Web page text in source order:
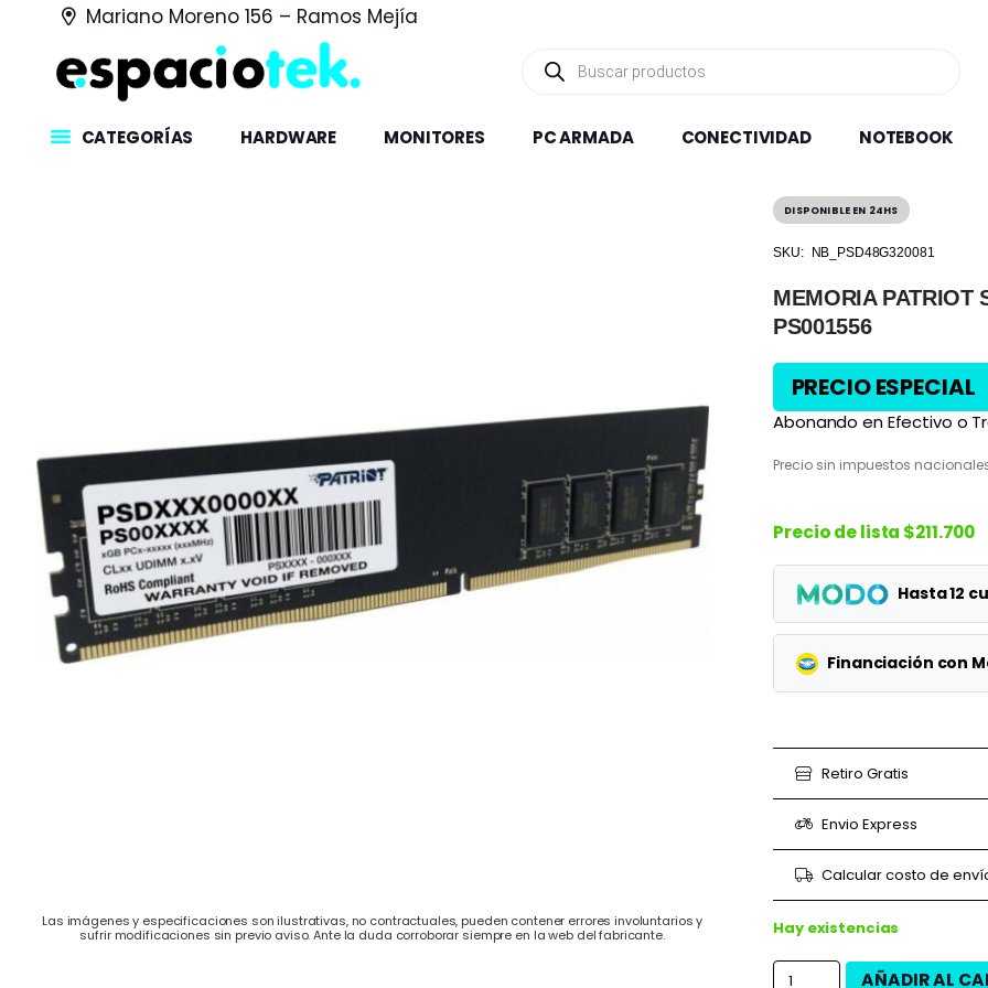
Mariano Moreno 156 – Ramos Mejía
productos
CATEGORÍAS HARDWARE MONITORES PC ARMADA CONECTIVIDAD NOTEBOOK
Las imágenes y especificaciones son ilustrativas, no contractuales, pueden contener errores involuntarios y
sufrir modificaciones sin previo aviso. Ante la duda corroborar siempre en la web del fabricante.
DISPONIBLE EN 24HS
SKU: NB_PSD48G320081
MEMORIA PATRIOT
PS001556
PRECIO ESPECIAL
Abonando en Efectivo o
Precio sin impuestos
Precio de lista $211.700
Hasta 12
Planes
3 cuotas
6 cuotas
12 cuotas
Financiación con
3 cuotas
6 cuotas
9 cuotas
Retiro Gratis
Envio Express
Calcular costo de
Hay existencias
AÑADIR AL